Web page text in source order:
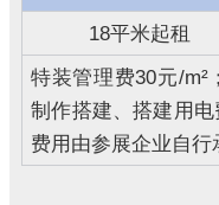
18平米起租
特装管理费30元/m²
制作搭建、搭建用
费用由参展企业自行